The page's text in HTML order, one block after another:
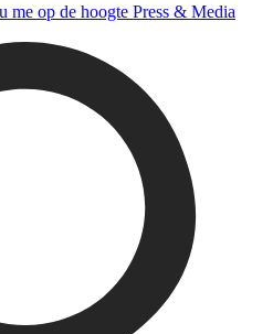
me op de hoogte Press & Media